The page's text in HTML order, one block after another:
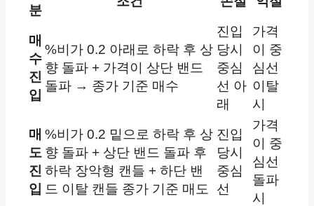
분
매
수
진
입
%비가 0.2 아래로 하락 후 상
향 돌파 + 가격이 상단 밴드
돌파 → 종가 기준 매수
진입
당시
중심
선 아
래
가격
이 중
심선
이탈
시
매
도
진
입
%비가 0.2 밑으로 하락 후 상
향 돌파 + 상단 밴드 돌파 후
하락 장악형 캔들 + 하단 밴
드 이탈 캔들 종가 기준 매도
진입
당시
중심
선
가격
이 중
심선
돌파
시